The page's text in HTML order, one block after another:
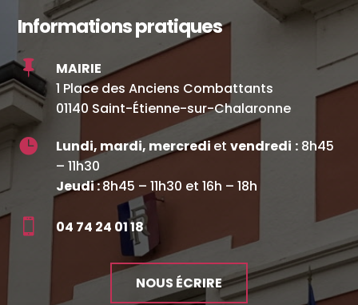
Informations pratiques

MAIRIE
1 Place des Anciens Combattants
01140 Saint-Étienne-sur-Chalaronne
 Lundi, mardi, mercrediet vendredi :8h45
– 11h30
Jeudi :8h45 – 11h30 et 16h – 18h
 04 74 24 01 18
NOUS ÉCRIRE